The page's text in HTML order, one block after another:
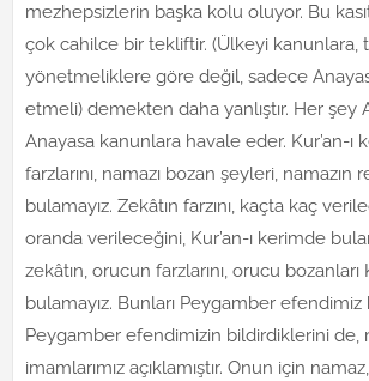
mezhepsizlerin başka kolu oluyor. Bu
çok cahilce bir tekliftir. (Ülkeyi kanunlara,
yönetmeliklere göre değil, sadece
etmeli) demekten daha yanlıştır. Her şey
Anayasa kanunlara havale eder. Kur’an-ı
farzlarını, namazı bozan şeyleri, namazın
bulamayız. Zekâtın farzını, kaçta kaç
oranda verileceğini, Kur’an-ı kerimde
zekâtın, orucun farzlarını, orucu bozanları
bulamayız. Bunları Peygamber efendimiz
Peygamber efendimizin bildirdiklerini de,
imamlarımız açıklamıştır. Onun için